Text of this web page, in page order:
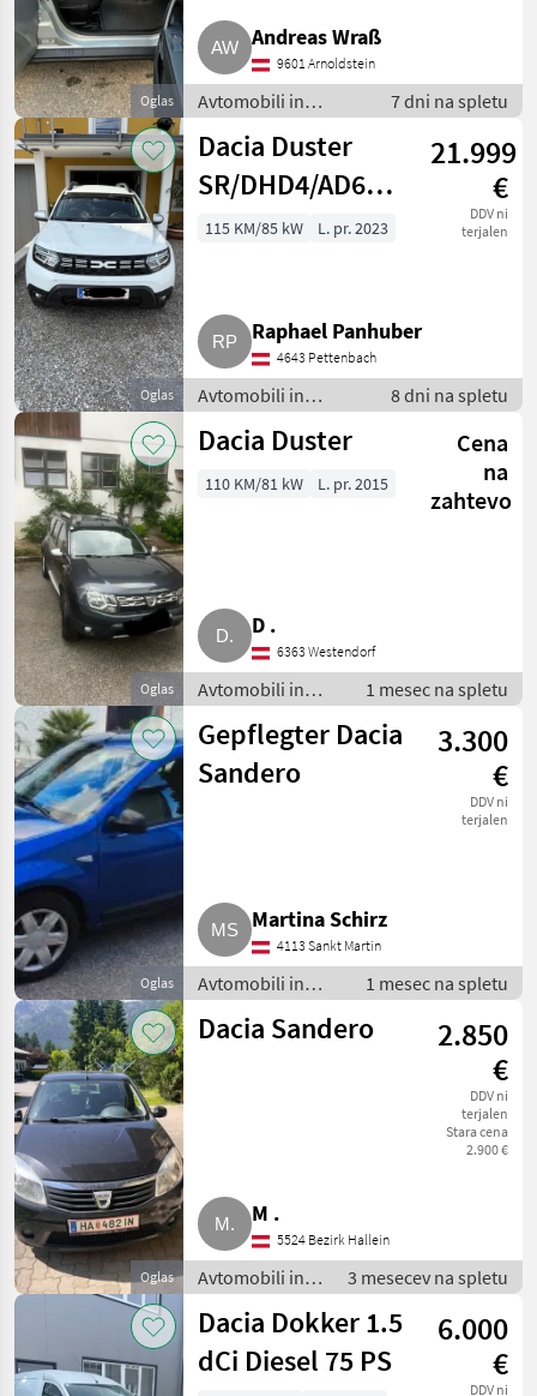
IZBERITE
KATEGORIJO
Osebna vozila / Tovorna vozila / Mopedi
10
MARKETPLACE
Marketplace
Ponudbe
trgovcev oglasi
Oglas
Andreas Wraß
9601 Arnoldstein
Avtomobili in
motorna kolesa /
Terensko vozilo -
offroader
7 dni na spletu
Oglas
Dacia Duster
SR/DHD4/AD6UB2P0M0B0
SUV/Geländewagen
21.999
€
DDV ni
terjalen
115 KM/85 kW L. pr. 2023
Raphael Panhuber
4643 Pettenbach
Avtomobili in
motorna kolesa /
Terensko vozilo -
8 dni na spletu
Oglas
Dacia Duster
Cena
na
zahtevo
110 KM/81 kW L. pr. 2015
D .
6363 Westendorf
Avtomobili in
motorna kolesa /
Terensko vozilo -
offroader
1 mesec na spletu
Oglas
Gepflegter Dacia
Sandero
3.300
€
DDV ni
terjalen
Martina Schirz
4113 Sankt Martin
Avtomobili in
motorna kolesa /
Drugi
1 mesec na spletu
Oglas
Dacia Sandero
2.850
€
DDV ni
terjalen
Stara cena
2.900 €
M .
5524 Bezirk Hallein
Avtomobili in
motorna kolesa
/ Drugi
avtomobili/motorji
3 mesecev na spletu
Dacia Dokker 1.5
dCi Diesel 75 PS
6.000
€
DDV ni